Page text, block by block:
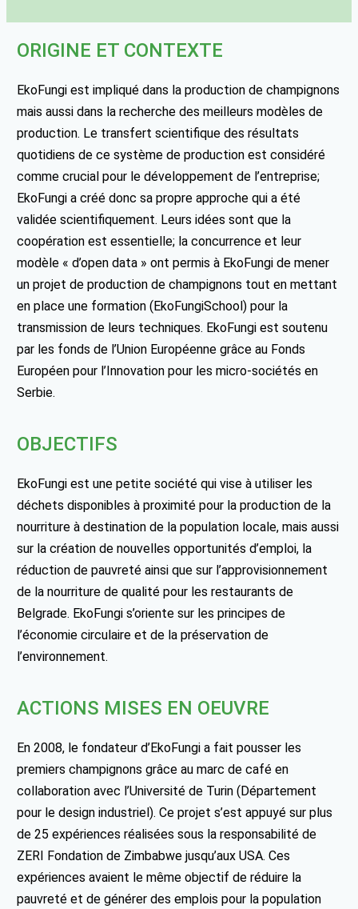
ORIGINE ET CONTEXTE
EkoFungi est impliqué dans la production de champignons
mais aussi dans la recherche des meilleurs modèles de
production. Le transfert scientifique des résultats
quotidiens de ce système de production est considéré
comme crucial pour le développement de l’entreprise;
EkoFungi a créé donc sa propre approche qui a été
validée scientifiquement. Leurs idées sont que la
coopération est essentielle; la concurrence et leur
modèle « d’open data » ont permis à EkoFungi de mener
un projet de production de champignons tout en mettant
en place une formation (EkoFungiSchool) pour la
transmission de leurs techniques. EkoFungi est soutenu
par les fonds de l’Union Européenne grâce au Fonds
Européen pour l’Innovation pour les micro-sociétés en
Serbie.
OBJECTIFS
EkoFungi est une petite société qui vise à utiliser les
déchets disponibles à proximité pour la production de la
nourriture à destination de la population locale, mais aussi
sur la création de nouvelles opportunités d’emploi, la
réduction de pauvreté ainsi que sur l’approvisionnement
de la nourriture de qualité pour les restaurants de
Belgrade. EkoFungi s’oriente sur les principes de
l’économie circulaire et de la préservation de
l’environnement.
ACTIONS MISES EN OEUVRE
En 2008, le fondateur d’EkoFungi a fait pousser les
premiers champignons grâce au marc de café en
collaboration avec l’Université de Turin (Département
pour le design industriel). Ce projet s’est appuyé sur plus
de 25 expériences réalisées sous la responsabilité de
ZERI Fondation de Zimbabwe jusqu’aux USA. Ces
expériences avaient le même objectif de réduire la
pauvreté et de générer des emplois pour la population